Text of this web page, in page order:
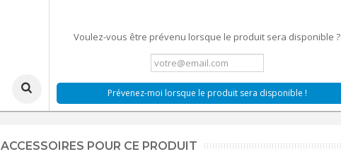
Voulez-vous être prévenu lorsque le produit sera disponible ?
Prévenez-moi lorsque le produit sera disponible !
ACCESSOIRES POUR CE PRODUIT